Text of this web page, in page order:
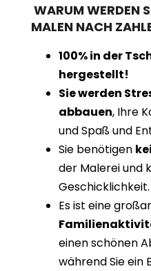
WARUM WERDEN
MALEN NACH
100% in der
hergestellt!
Sie werden
abbauen, Ihre
und Spaß und
Sie benötigen
der Malerei und
Geschicklichkeit.
Es ist eine
einen schönen
während Sie ein